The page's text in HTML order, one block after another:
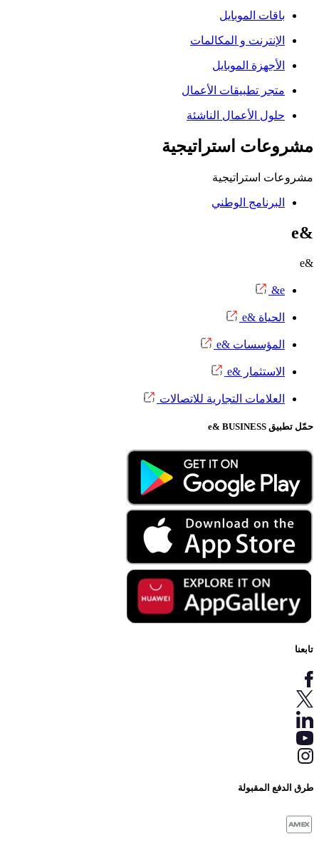
باقات الموبايل
الإنترنت و المكالمات
الأجهزة الموبايل
متجر تطبيقات الأعمال
حلول الأعمال الناشئة
مشروعات استراتيجية
مشروعات استراتيجية
البرنامج الوطني
&e
&e
e&
الحياة &e
المؤسسات &e
الاستثمار &e
العلامات التجارية للاتصالات
حمّل تطبيق e& BUSINESS
تابعنا
طرق الدفع المقبولة